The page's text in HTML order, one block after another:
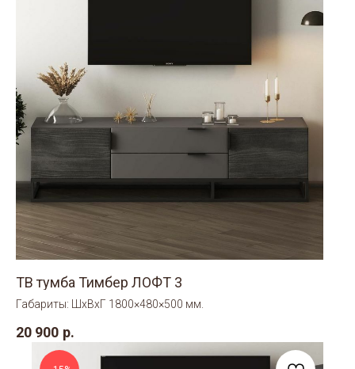
ТВ тумба Тимбер ЛОФТ 3
Габариты: ШхВхГ 1800×480×500 мм.
20 900 р.